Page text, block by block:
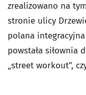
zrealizowano na
stronie ulicy
polana
powstała siłownia
„street workout”,